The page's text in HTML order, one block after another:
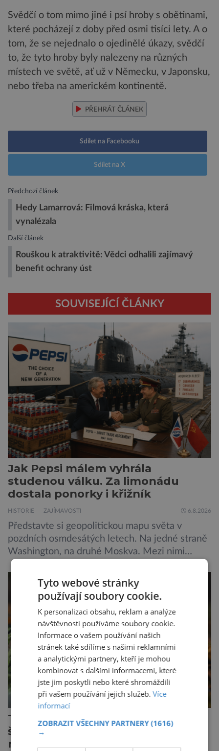
Svědčí o tom mimo jiné i psí hroby s obětinami,
které pocházejí z doby před osmi tisíci lety. A o
tom, že se nejednalo o ojedinělé úkazy, svědčí
to, že tyto hroby byly nalezeny na různých
místech ve světě, ať už v Německu, v Japonsku,
nebo třeba na americkém kontinentě.
PŘEHRÁT ČLÁNEK
Sdílet na Facebooku
Sdílet na X
Předchozí článek
Hedy Lamarrová: Filmová kráska, která
vynalézala
Další článek
Rouškou k atraktivitě: Vědci odhalili zajímavý
benefit ochrany úst
SOUVISEJÍCÍ ČLÁNKY
Jak Pepsi málem vyhrála
studenou válku. Za limonádu
dostala ponorky i křižník
HISTORIE ZAJÍMAVOSTI 6.8.2026
Představte si geopolitickou mapu světa v
pozdních osmdesátých letech. Na jedné straně
Washington, na druhé Moskva. Mezi nimi
jaderný arzenál schopný zničit planetu
padesátkrát dokola, železná opona a miliony
vojáků v permanentní pohotovosti. A pak je tu
Donald Kendall, generální ředitel společnosti
PepsiCo, který se v květnu roku 1989 stává
admirálem flotily, jež čítá sedmnáct […]
Tesáky či kleště pavouků nebo
štírů: Chelicery jsou staré přes 500
milionů let!
Tyto webové stránky
používají soubory cookie.
K personalizaci obsahu, reklam a analýze
návštěvnosti používáme soubory cookie.
Informace o vašem používání našich
stránek také sdílíme s našimi reklamními
a analytickými partnery, kteří je mohou
kombinovat s dalšími informacemi, které
jste jim poskytli nebo které shromáždili
při vašem používání jejich služeb.Více
informací
ZOBRAZIT VŠECHNY PARTNERY(1616)
→